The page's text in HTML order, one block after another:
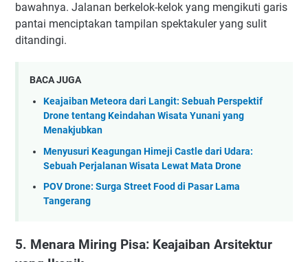
bawahnya. Jalanan berkelok-kelok yang mengikuti garis
pantai menciptakan tampilan spektakuler yang sulit
ditandingi.
BACA JUGA
Keajaiban Meteora dari Langit: Sebuah Perspektif
Drone tentang Keindahan Wisata Yunani yang
Menakjubkan
Menyusuri Keagungan Himeji Castle dari Udara:
Sebuah Perjalanan Wisata Lewat Mata Drone
POV Drone: Surga Street Food di Pasar Lama
Tangerang
5. Menara Miring Pisa: Keajaiban Arsitektur